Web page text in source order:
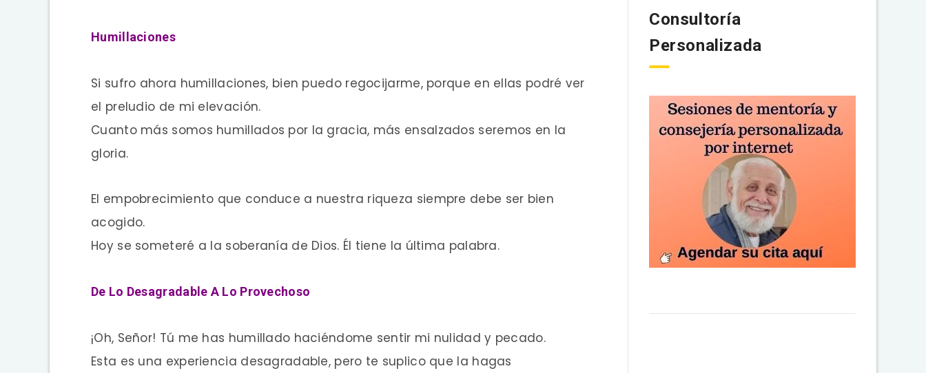
Humillaciones
Si sufro ahora humillaciones, bien puedo regocijarme, porque en ellas podré ver
el preludio de mi elevación.
Cuanto más somos humillados por la gracia, más ensalzados seremos en la
gloria.
El empobrecimiento que conduce a nuestra riqueza siempre debe ser bien
acogido.
Hoy se someteré a la soberanía de Dios. Él tiene la última palabra.
De Lo Desagradable A Lo Provechoso
¡Oh, Señor! Tú me has humillado haciéndome sentir mi nulidad y pecado.
Esta es una experiencia desagradable, pero te suplico que la hagas
Consultoría
Personalizada